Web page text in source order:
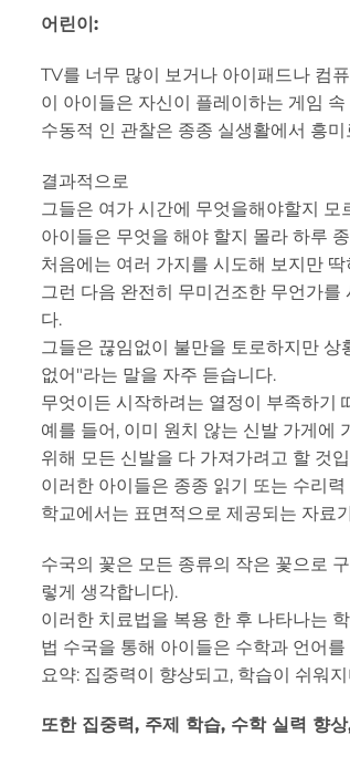
어린이:
TV를 너무 많이 보거나 아이패드나 컴
이 아이들은 자신이 플레이하는 게임
수동적 인 관찰은 종종 실생활에서 흥
결과적으로
그들은 여가 시간에 무엇을해야할지
아이들은 무엇을 해야 할지 몰라 하루
처음에는 여러 가지를 시도해 보지만
그런 다음 완전히 무미건조한 무언가
다.
그들은 끊임없이 불만을 토로하지만
없어"라는 말을 자주 듣습니다.
무엇이든 시작하려는 열정이 부족하기
예를 들어, 이미 원치 않는 신발 가게에
위해 모든 신발을 다 가져가려고 할 것
이러한 아이들은 종종 읽기 또는 수리
학교에서는 표면적으로 제공되는 자료
수국의 꽃은 모든 종류의 작은 꽃으로
렇게 생각합니다).
이러한 치료법을 복용 한 후 나타나는
법 수국을 통해 아이들은 수학과 언어
요약: 집중력이 향상되고, 학습이 쉬워
또한 집중력, 주제 학습, 수학 실력 향